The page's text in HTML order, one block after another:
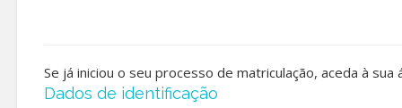
Se já iniciou o seu processo de matriculação, aceda à
Dados de identificação